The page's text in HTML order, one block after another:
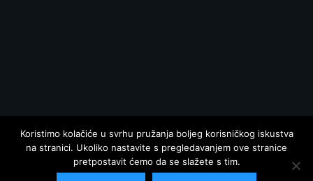
Koristimo kolačiće u svrhu pružanja boljeg korisničkog iskustva
na stranici. Ukoliko nastavite s pregledavanjem ove stranice
pretpostavit ćemo da se slažete s tim.